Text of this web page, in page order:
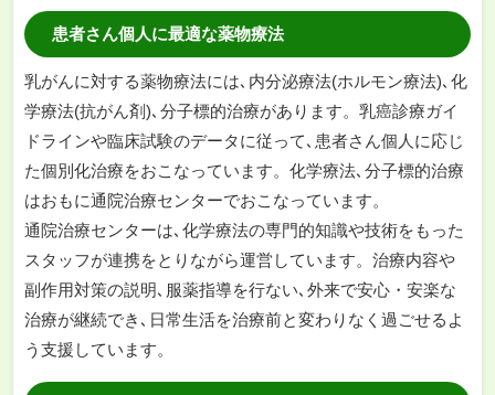
患者さん個人に最適な薬物療法
乳がんに対する薬物療法には､内分泌療法(ホルモン療法)､化
学療法(抗がん剤)､分子標的治療があります。乳癌診療ガイ
ドラインや臨床試験のデータに従って､患者さん個人に応じ
た個別化治療をおこなっています。化学療法､分子標的治療
はおもに通院治療センターでおこなっています。
通院治療センターは､化学療法の専門的知識や技術をもった
スタッフが連携をとりながら運営しています。治療内容や
副作用対策の説明､服薬指導を行ない､外来で安心・安楽な
治療が継続でき､日常生活を治療前と変わりなく過ごせるよ
う支援しています。